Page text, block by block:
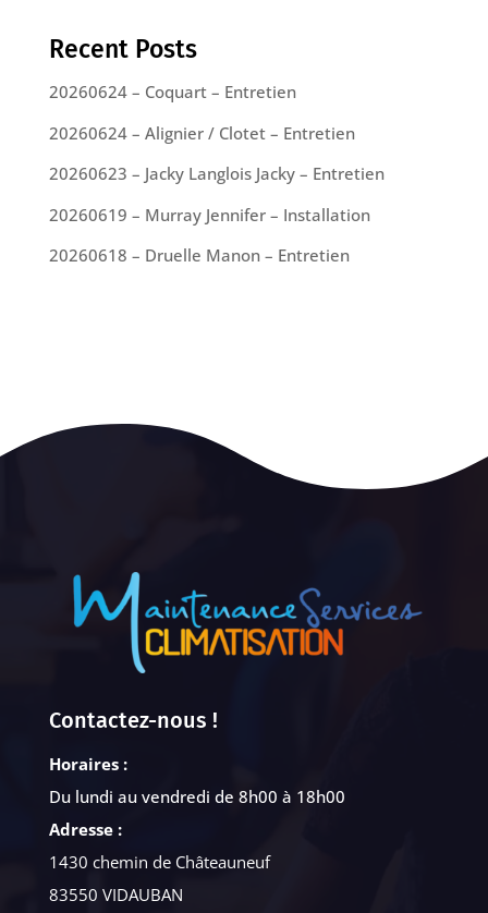
Recent Posts
20260624 – Coquart – Entretien
20260624 – Alignier / Clotet – Entretien
20260623 – Jacky Langlois Jacky – Entretien
20260619 – Murray Jennifer – Installation
20260618 – Druelle Manon – Entretien
Contactez-nous !
Horaires :
Du lundi au vendredi de 8h00 à 18h00
Adresse :
1430 chemin de Châteauneuf
83550 VIDAUBAN